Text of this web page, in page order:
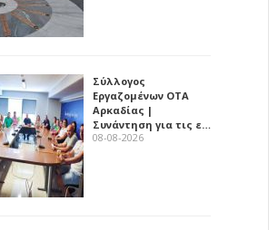
Σύλλογος
Εργαζομένων ΟΤΑ
Αρκαδίας |
Συνάντηση για τις ε…
08-08-2026